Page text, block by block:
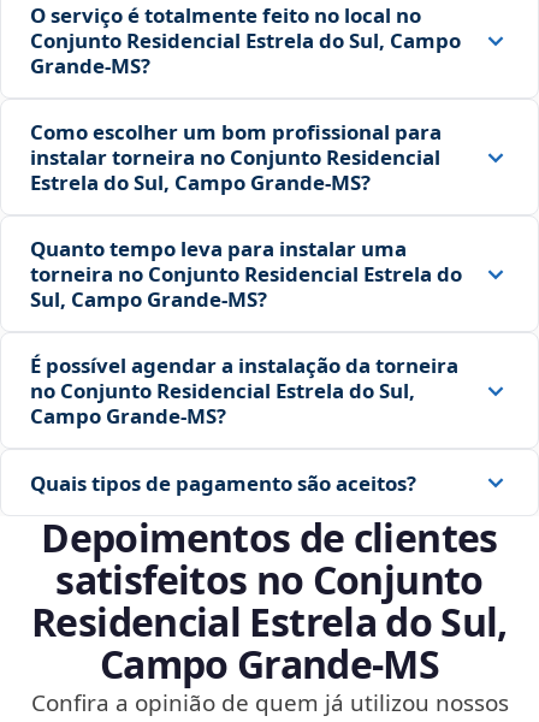
O serviço é totalmente feito no local no
Conjunto Residencial Estrela do Sul, Campo
Grande‑MS?
Como escolher um bom profissional para
instalar torneira no Conjunto Residencial
Estrela do Sul, Campo Grande‑MS?
Quanto tempo leva para instalar uma
torneira no Conjunto Residencial Estrela do
Sul, Campo Grande‑MS?
É possível agendar a instalação da torneira
no Conjunto Residencial Estrela do Sul,
Campo Grande‑MS?
Quais tipos de pagamento são aceitos?
Depoimentos de clientes
satisfeitos no Conjunto
Residencial Estrela do Sul,
Campo Grande‑MS
Confira a opinião de quem já utilizou nossos